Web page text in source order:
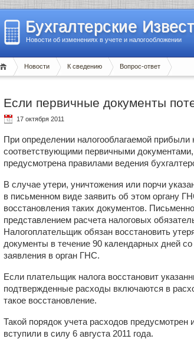
Бухгалтерские
Новости об изменениях в учете и налогообложении
Новости К сведению Вопрос-ответ
Если первичные документы
17 октября 2011
При определении налогооблагаемой
соответствующими первичными
предусмотрена правилами ведения
В случае утери, уничтожения или порчи
в письменном виде заявить об этом органу
восстановления таких документов.
представлением расчета налоговых
Налогоплательщик обязан восстановить
документы в течение 90 календарных дней
заявления в орган ГНС.
Если плательщик налога восстановит
подтвержденные расходы включаются в
такое восстановление.
Такой порядок учета расходов
вступили в силу 6 августа 2011 года.